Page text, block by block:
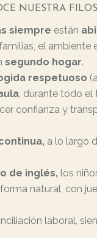
NUESTRA
siempre están
el ambiente
segundo hogar.
respetuoso
, durante todo
confianza y
a lo largo
de inglés, los
natural, con
laboral,